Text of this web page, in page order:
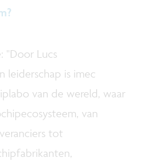
"Door Lucs
leiderschap is imec
van de wereld, waar
van
tot